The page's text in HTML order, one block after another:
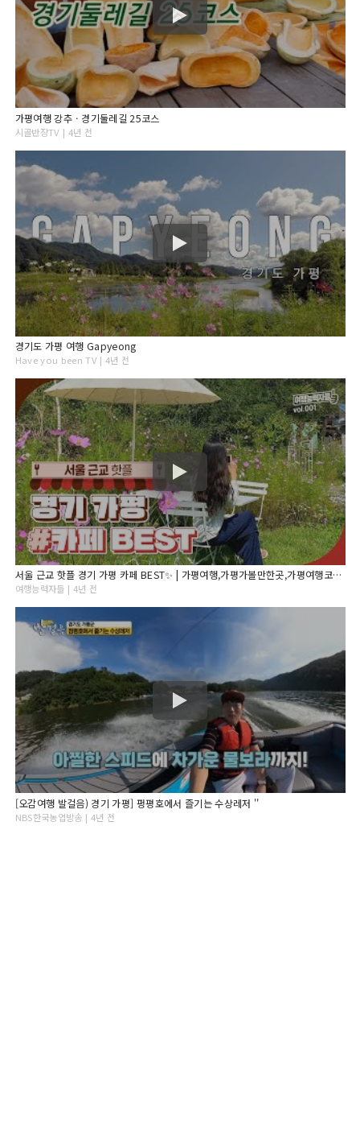
가평여행 강추ㆍ경기둘레길 25코스
시골반장TV | 4년 전
경기도 가평 여행 Gapyeong
Have you been TV | 4년 전
서울 근교 핫플 경기 가평 카페 BEST✨ | 가평여행,가평가볼만한곳,가평여행코스,경기도가볼만한곳, 서울근교가볼만한곳,가평카페,서울근교드라이브,서울근교카페,경기도카페,가평데이트
여행능력자들 | 4년 전
[오감여행 발걸음) 경기 가평] 펑평호에서 즐기는 수상레저 ''
NBS한국농업방송 | 4년 전